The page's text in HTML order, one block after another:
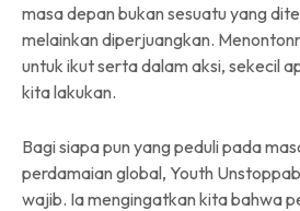
masa depan bukan sesuatu yang
melainkan diperjuangkan.
untuk ikut serta dalam aksi, sekecil
kita lakukan.
Bagi siapa pun yang peduli pada
perdamaian global, Youth
wajib. Ia mengingatkan kita bahwa